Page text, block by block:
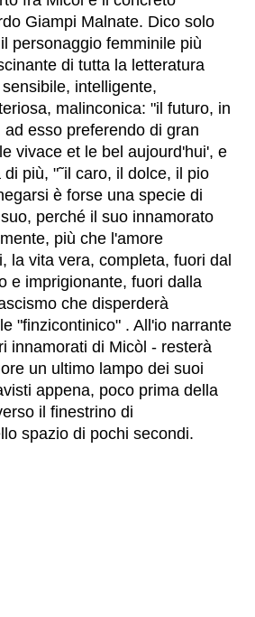
Giampi Malnate. Dico solo
personaggio femminile più
di tutta la letteratura
intelligente,
malinconica: "il futuro, in
esso preferendo di gran
vivace et le bel aujourd'hui', e
più, "˜il caro, il dolce, il pio
è forse una specie di
perché il suo innamorato
più che l'amore
la vita vera, completa, fuori dal
e imprigionante, fuori dalla
che disperderà
"finzicontinico" . All'io narrante
innamorati di Micòl - resterà
un ultimo lampo dei suoi
appena, poco prima della
il finestrino di
spazio di pochi secondi.